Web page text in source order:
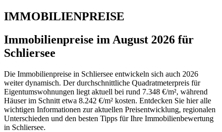
IMMOBILIENPREISE
Immobilienpreise im August 2026 für
Schliersee
Die Immobilienpreise in Schliersee entwickeln sich auch 2026
weiter dynamisch. Der durchschnittliche Quadratmeterpreis für
Eigentumswohnungen liegt aktuell bei rund 7.348 €/m², während
Häuser im Schnitt etwa 8.242 €/m² kosten. Entdecken Sie hier alle
wichtigen Informationen zur aktuellen Preisentwicklung, regionalen
Unterschieden und den besten Tipps für Ihre Immobilienbewertung
in Schliersee.